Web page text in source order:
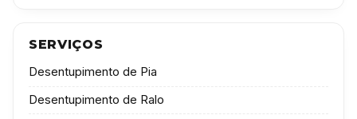
SERVIÇOS
Desentupimento de Pia
Desentupimento de Ralo